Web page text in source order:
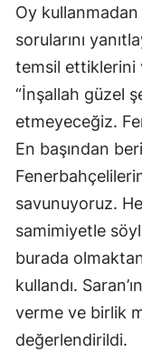
Oy kullanmadan
sorularını
temsil ettiklerini
“İnşallah güzel
etmeyeceğiz.
En başından
savunuyoruz.
samimiyetle
burada
kullandı.
verme ve birlik
değerlendirildi.